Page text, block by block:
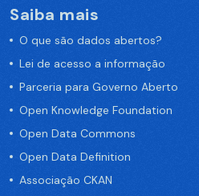
Saiba mais
O que são dados abertos?
Lei de acesso a informação
Parceria para Governo Aberto
Open Knowledge Foundation
Open Data Commons
Open Data Definition
Associação CKAN